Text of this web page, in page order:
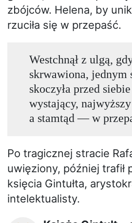
zbójców. Helena, by
rzuciła się w przepaść.
Westchnął z ulgą,
skrwawiona, jednym
skoczyła przed
wystający,
a stamtąd — w
Po tragicznej stracie
uwięziony, później trafił
księcia Gintułta,
intelektualisty.